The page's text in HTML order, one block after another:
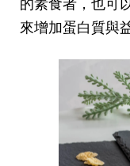
的素食者，也可
來增加蛋白質與